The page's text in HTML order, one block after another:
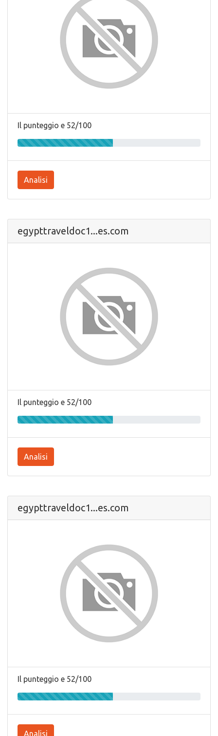
Il punteggio e 52/100
Analisi
egypttraveldoc1...es.com
Il punteggio e 52/100
Analisi
egypttraveldoc1...es.com
Il punteggio e 52/100
Analisi